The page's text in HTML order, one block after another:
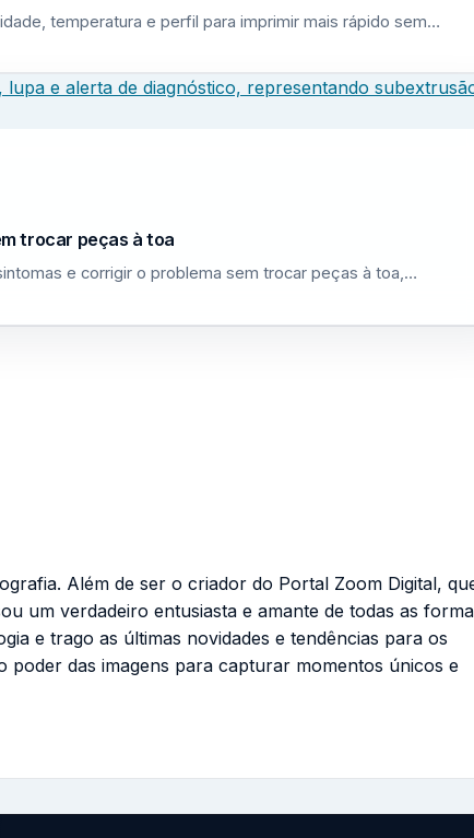
temperatura e perfil para imprimir mais rápido sem…
trocar peças à toa
e corrigir o problema sem trocar peças à toa,…
Além de ser o criador do Portal Zoom Digital,
um verdadeiro entusiasta e amante de todas as
e trago as últimas novidades e tendências para os
das imagens para capturar momentos únicos e